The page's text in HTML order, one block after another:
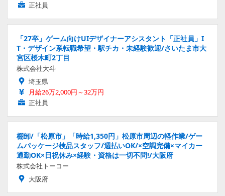
正社員
「27卒」ゲーム向けUIデザイナーアシスタント「正社員」I
T・デザイン系転職希望・駅チカ・未経験歓迎/さいたま市大
宮区桜木町2丁目
株式会社大斗
埼玉県
月給26万2,000円～32万円
正社員
棚卸/「松原市」「時給1,350円」松原市周辺の軽作業/ゲー
ムパッケージ検品スタッフ/週払いOK/×空調完備×マイカー
通勤OK×日祝休み×経験・資格は一切不問!/大阪府
株式会社トーコー
大阪府